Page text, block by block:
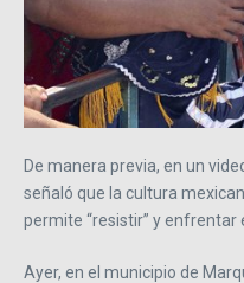
De manera previa, en un
señaló que la cultura
permite resistir y enfrentar
Ayer, en el municipio de